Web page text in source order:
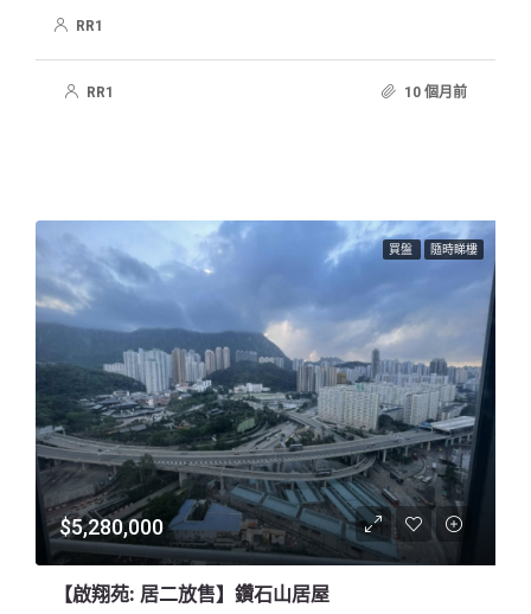
RR1
RR1 10 個月前
買盤 隨時睇樓
$5,280,000
【啟翔苑: 居二放售】鑽石山居屋